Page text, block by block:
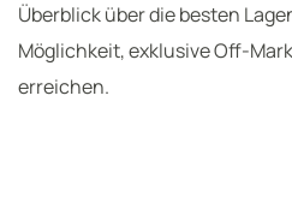
Überblick über die besten
Möglichkeit, exklusive Off-
erreichen.